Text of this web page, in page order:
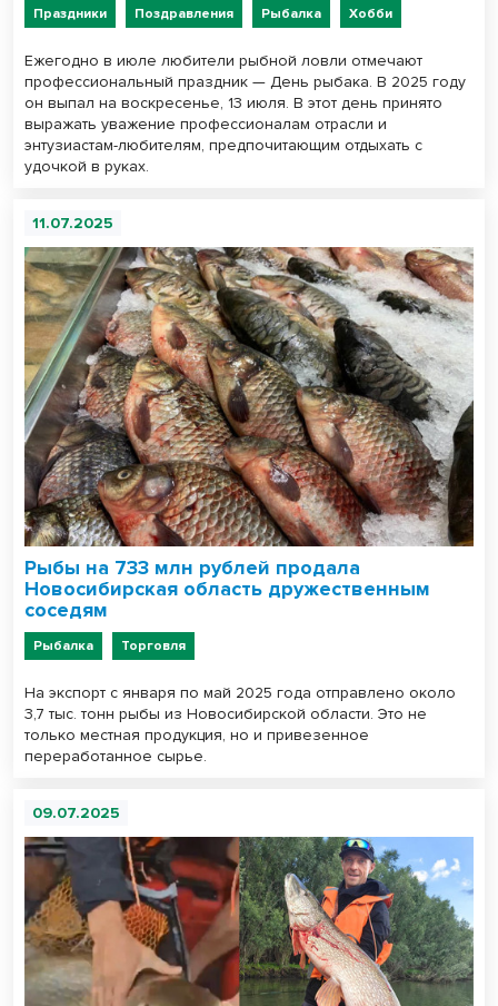
Праздники Поздравления Рыбалка Хобби
Ежегодно в июле любители рыбной ловли отмечают
профессиональный праздник — День рыбака. В 2025 году
он выпал на воскресенье, 13 июля. В этот день принято
выражать уважение профессионалам отрасли и
энтузиастам-любителям, предпочитающим отдыхать с
удочкой в руках.
11.07.2025
Рыбы на 733 млн рублей продала
Новосибирская область дружественным
соседям
Рыбалка Торговля
На экспорт с января по май 2025 года отправлено около
3,7 тыс. тонн рыбы из Новосибирской области. Это не
только местная продукция, но и привезенное
переработанное сырье.
09.07.2025